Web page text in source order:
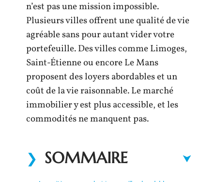
n’est pas une mission impossible.
Plusieurs villes offrent une qualité de vie
agréable sans pour autant vider votre
portefeuille. Des villes comme Limoges,
Saint-Étienne ou encore Le Mans
proposent des loyers abordables et un
coût de la vie raisonnable. Le marché
immobilier y est plus accessible, et les
commodités ne manquent pas.
SOMMAIRE